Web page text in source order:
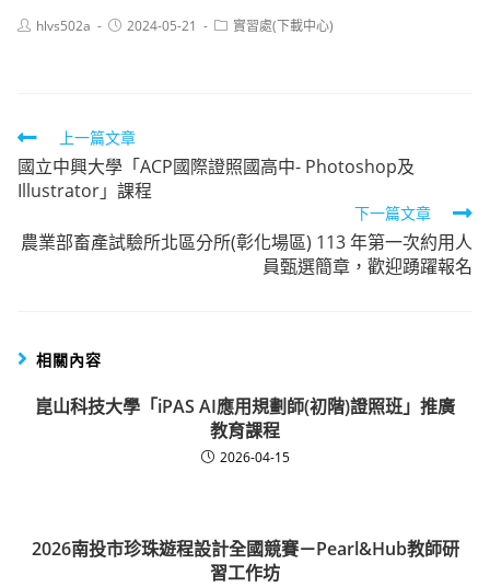
Posthlvs502a
Post2024-05-21
Post實習處(下載中心)
Read
more
articles
上一篇文章
國立中興大學「ACP國際證照國高中- Photoshop及
Illustrator」課程
下一篇文章
農業部畜產試驗所北區分所(彰化場區) 113 年第一次約用人
員甄選簡章，歡迎踴躍報名
相關內容
崑山科技大學「iPAS AI應用規劃師(初階)證照班」推廣
教育課程
2026-04-15
2026南投市珍珠遊程設計全國競賽－Pearl&Hub教師研
習工作坊